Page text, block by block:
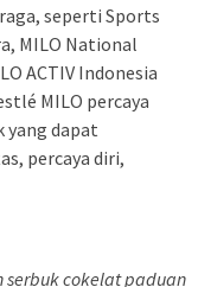
seperti Sports
MILO National
ACTIV Indonesia
MILO percaya
yang dapat
percaya diri,
serbuk cokelat paduan